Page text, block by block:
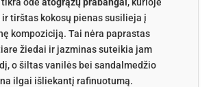
tirštas kokosų pienas susilieja į
kompoziciją. Tai nėra paprastas
žiedai ir jazminas suteikia jam
o šiltas vanilės bei sandalmedžio
ilgai išliekantį rafinuotumą.